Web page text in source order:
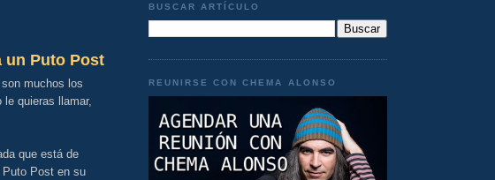
un Puto Post
muchos los
le quieras llamar,
que está de
Post en su
BUSCAR ARTÍCULO
REUNIRSE CON CHEMA ALONSO